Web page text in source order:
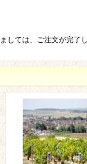
ては、ご注文が完了